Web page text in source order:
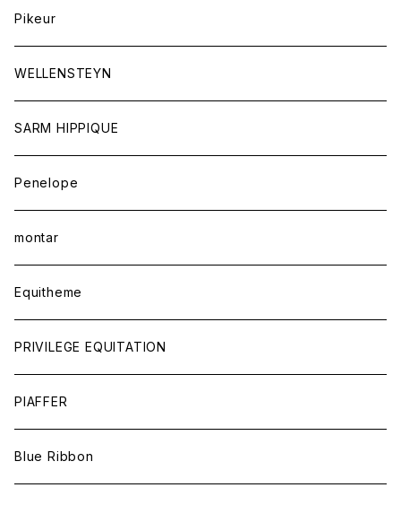
スカーフ
ジュエリー
Pikeur
WELLENSTEYN
SARM HIPPIQUE
Penelope
montar
Equitheme
PRIVILEGE EQUITATION
PIAFFER
Blue Ribbon